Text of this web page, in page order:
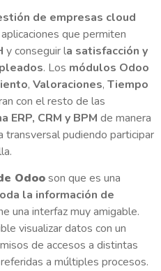
de empresas cloud
que permiten
y conseguir la satisfacción y
. Los módulos Odoo
, Valoraciones, Tiempo
con el resto de las
ERP, CRM y BPM de manera
transversal pudiendo participar
Odooson que es una
la información de
una interfaz muy amigable.
visualizar datos con un
de accesos a distintas
a múltiples procesos.